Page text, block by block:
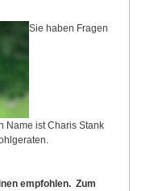
Sie haben Fragen
Name ist Charis Stank
empfohlen. Zum